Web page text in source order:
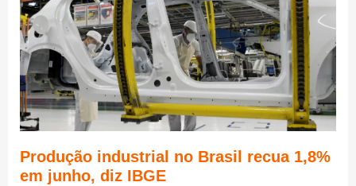
Produção industrial no Brasil recua 1,8%
em junho, diz IBGE